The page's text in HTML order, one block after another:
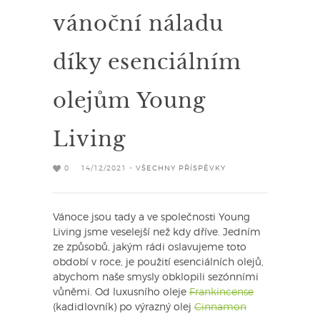
vánoční náladu
díky esenciálním
olejům Young
Living
0 14/12/2021 - VŠECHNY PŘÍSPĚVKY
Vánoce jsou tady a ve společnosti Young
Living jsme veselejší než kdy dříve. Jedním
ze způsobů, jakým rádi oslavujeme toto
období v roce, je použití esenciálních olejů,
abychom naše smysly obklopili sezónními
vůněmi. Od luxusního oleje Frankincense
(kadidlovník) po výrazný olej Cinnamon